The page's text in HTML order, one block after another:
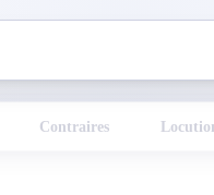
Contraires